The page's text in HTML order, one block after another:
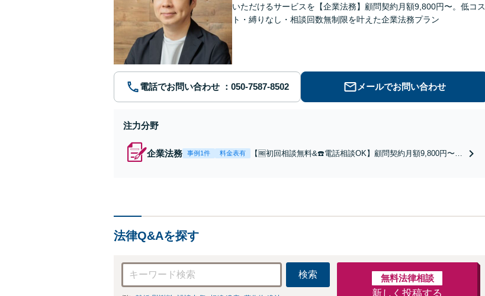
いただけるサービスを【企業法務】顧問契約月額9,800円〜。低コス
ト・縛りなし・相談回数無制限を叶えた企業法務プラン
電話でお問い合わせ メールでお問い合わせ
注力分野
企業法務 事例1件 料金表有
【🆓初回相談無料&☎️電話相談OK】顧問契約月額9,800円〜｜
法律Q&Aを探す
検索 無料法律相談
新しく投稿する